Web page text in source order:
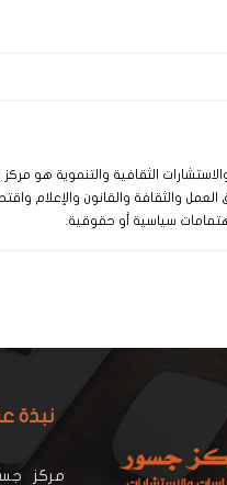
الثقافية والتنموية هو
والثقافة والقانون والإعلام
سياسية أو حقوقية.
نبذة
مركز